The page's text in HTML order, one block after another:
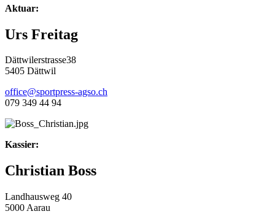
Aktuar:
Urs Freitag
Dättwilerstrasse38
5405 Dättwil
office@sportpress-agso.ch
079 349 44 94
Kassier:
Christian Boss
Landhausweg 40
5000 Aarau